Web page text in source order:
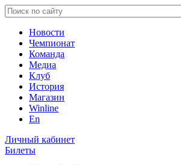
Новости
Чемпионат
Команда
Медиа
Клуб
История
Магазин
Winline
En
Личный кабинет
Билеты